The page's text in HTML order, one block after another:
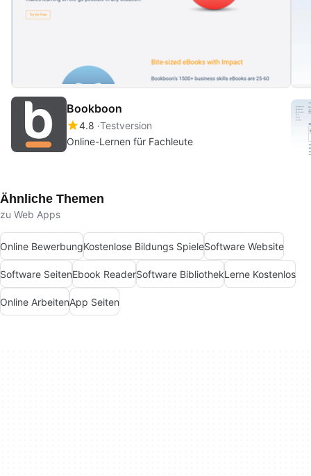
Bookboon
4.8 Testversion
Online-Lernen für Fachleute
Ähnliche Themen
zu Web Apps
Online BewerbungKostenlose Bildungs SpieleSoftware Website
Software SeitenEbook ReaderSoftware BibliothekLerne Kostenlos
Online ArbeitenApp Seiten